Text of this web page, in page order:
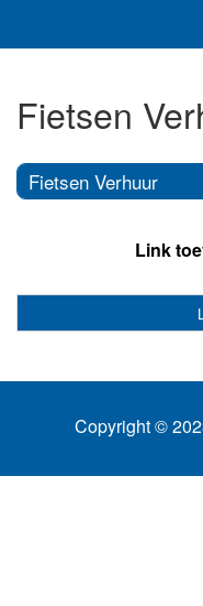
Fietsen
Fietsen Verhuur
Link
Copyright ©